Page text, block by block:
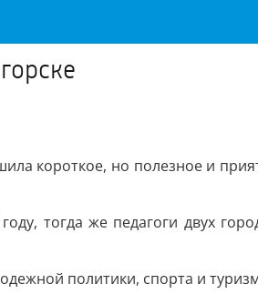
короткое, но полезное и
тогда же педагоги двух
политики, спорта и